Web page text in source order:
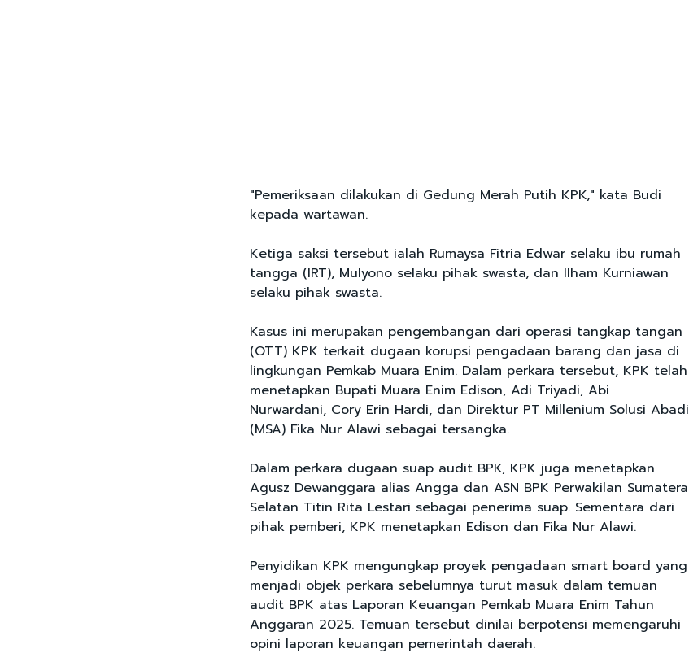
"Pemeriksaan dilakukan di Gedung Merah Putih KPK," kata Budi
kepada wartawan.
Ketiga saksi tersebut ialah Rumaysa Fitria Edwar selaku ibu rumah
tangga (IRT), Mulyono selaku pihak swasta, dan Ilham Kurniawan
selaku pihak swasta.
Kasus ini merupakan pengembangan dari operasi tangkap tangan
(OTT) KPK terkait dugaan korupsi pengadaan barang dan jasa di
lingkungan Pemkab Muara Enim. Dalam perkara tersebut, KPK telah
menetapkan Bupati Muara Enim Edison, Adi Triyadi, Abi
Nurwardani, Cory Erin Hardi, dan Direktur PT Millenium Solusi Abadi
(MSA) Fika Nur Alawi sebagai tersangka.
Dalam perkara dugaan suap audit BPK, KPK juga menetapkan
Agusz Dewanggara alias Angga dan ASN BPK Perwakilan Sumatera
Selatan Titin Rita Lestari sebagai penerima suap. Sementara dari
pihak pemberi, KPK menetapkan Edison dan Fika Nur Alawi.
Penyidikan KPK mengungkap proyek pengadaan smart board yang
menjadi objek perkara sebelumnya turut masuk dalam temuan
audit BPK atas Laporan Keuangan Pemkab Muara Enim Tahun
Anggaran 2025. Temuan tersebut dinilai berpotensi memengaruhi
opini laporan keuangan pemerintah daerah.